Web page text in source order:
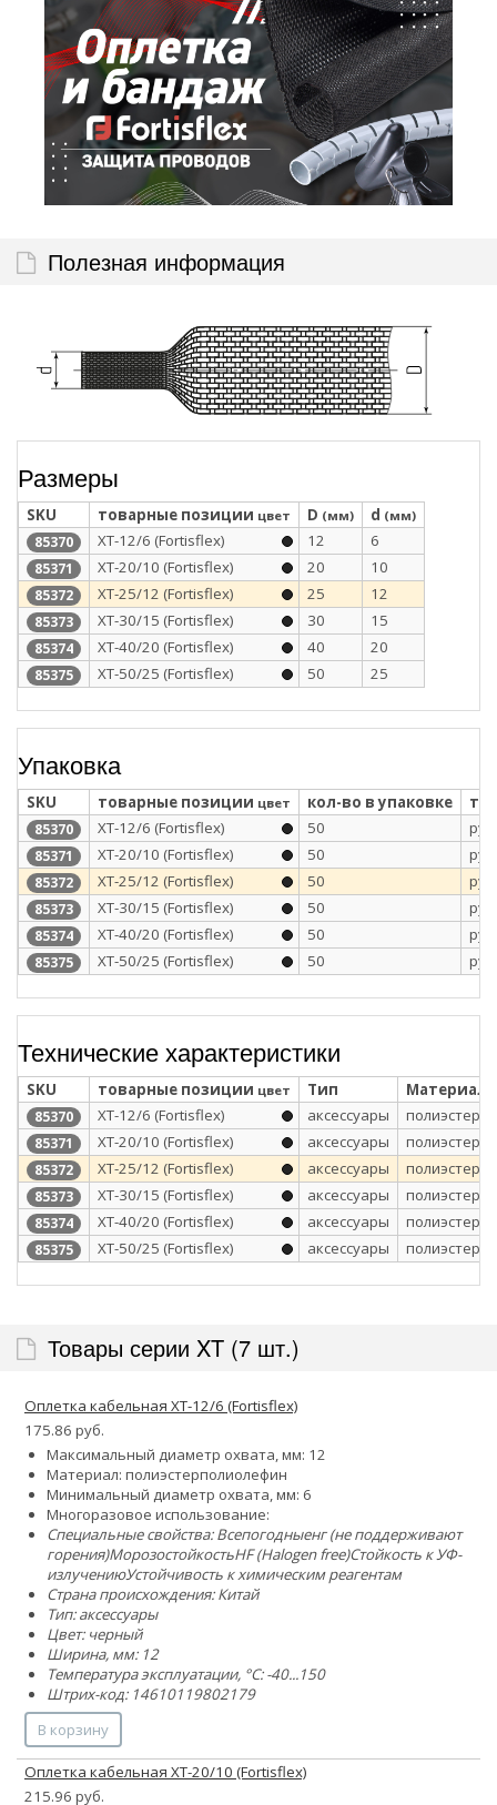
Полезная информация
Размеры
SKU товарные позиции цвет D (мм) d (мм)
85370 XT-12/6 (Fortisflex) 12 6
85371 XT-20/10 (Fortisflex) 20 10
85372 XT-25/12 (Fortisflex) 25 12
85373 XT-30/15 (Fortisflex) 30 15
85374 XT-40/20 (Fortisflex) 40 20
85375 XT-50/25 (Fortisflex) 50 25
Упаковка
SKU товарные позиции цвет кол-во в упаковке
85370 XT-12/6 (Fortisflex) 50
85371 XT-20/10 (Fortisflex) 50
85372 XT-25/12 (Fortisflex) 50
85373 XT-30/15 (Fortisflex) 50
85374 XT-40/20 (Fortisflex) 50
85375 XT-50/25 (Fortisflex) 50
Технические характеристики
SKU товарные позиции цвет Тип Материал
85370 XT-12/6 (Fortisflex) аксессуары полиэстер/
85371 XT-20/10 (Fortisflex) аксессуары полиэстер/
85372 XT-25/12 (Fortisflex) аксессуары полиэстер/
85373 XT-30/15 (Fortisflex) аксессуары полиэстер/
85374 XT-40/20 (Fortisflex) аксессуары полиэстер/
85375 XT-50/25 (Fortisflex) аксессуары полиэстер/
Товары серии XT (7 шт.)
Оплетка кабельная XT-12/6 (Fortisflex)
175.86 руб.
Максимальный диаметр охвата, мм: 12
Материал: полиэстерполиолефин
Минимальный диаметр охвата, мм: 6
Многоразовое использование:
Специальные свойства:Всепогодныенг (не поддерживают
горения)МорозостойкостьHF (Halogen free)Стойкость к УФ-
излучениюУстойчивость к химическим реагентам
Страна происхождения: Китай
Тип: аксессуары
Цвет: черный
Ширина, мм: 12
Температура эксплуатации, °C: -40...150
Штрих-код: 14610119802179
В корзину
Оплетка кабельная XT-20/10 (Fortisflex)
215.96 руб.